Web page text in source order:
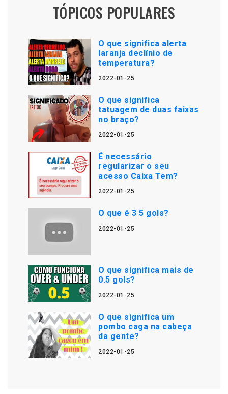
TÓPICOS POPULARES
O que significa alerta
laranja declínio de
temperatura?
2022-01-25
O que significa
tatuagem de duas faixas
no braço?
2022-01-25
É necessário
regularizar o seu
acesso Caixa Tem?
2022-01-25
O que é 3 5 gols?
2022-01-25
O que significa mais de
0.5 gols?
2022-01-25
O que significa um
pombo caga na cabeça
da gente?
2022-01-25